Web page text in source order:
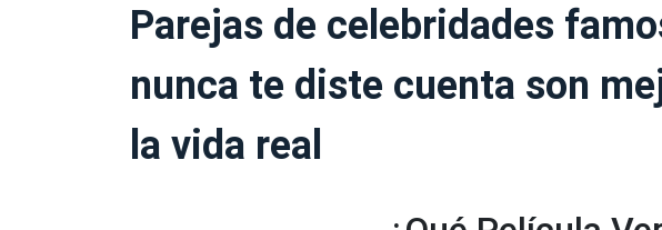
Parejas de celebridades
nunca te diste cuenta son
la vida real